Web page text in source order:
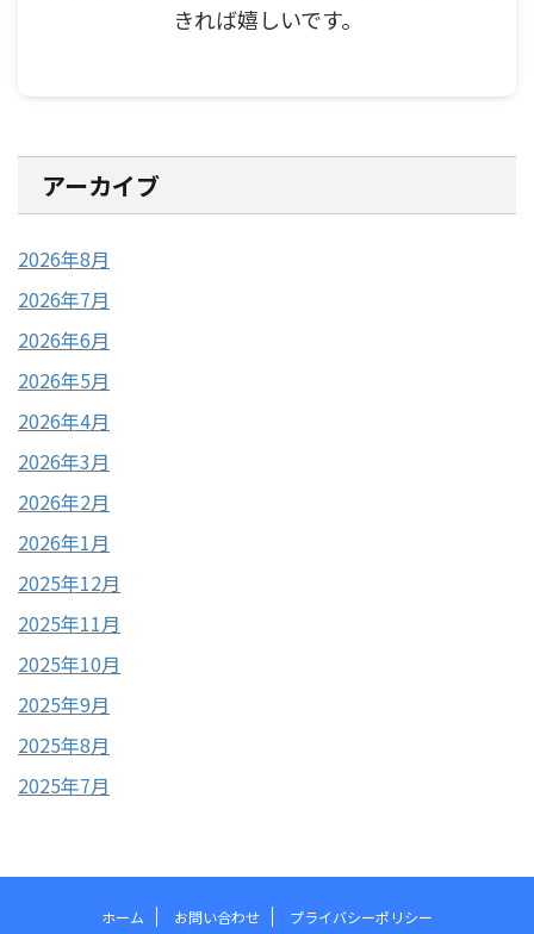
きれば嬉しいです。
アーカイブ
2026年8月
2026年7月
2026年6月
2026年5月
2026年4月
2026年3月
2026年2月
2026年1月
2025年12月
2025年11月
2025年10月
2025年9月
2025年8月
2025年7月
ホーム お問い合わせ プライバシーポリシー